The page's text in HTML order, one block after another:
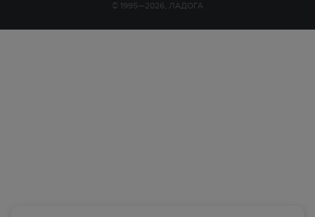
© 1995—2026, ЛАДОГА